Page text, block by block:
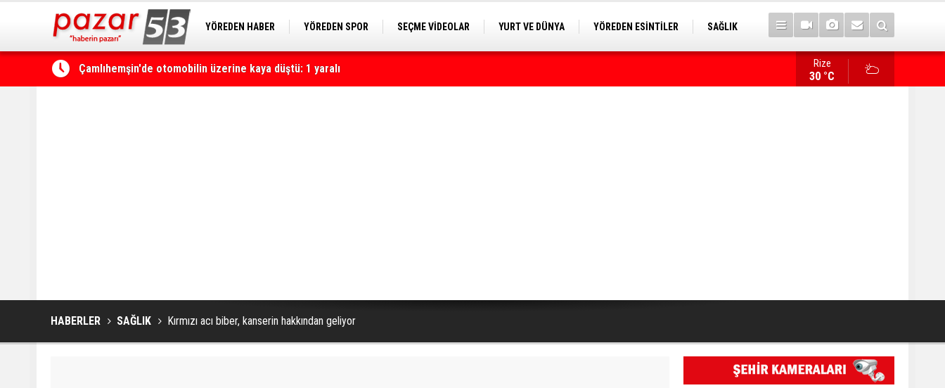
YÖREDEN HABER YÖREDEN SPOR SEÇME VİDEOLAR YURT VE DÜNYA YÖREDEN ESİNTİLER
SAĞLIK
Yerli ve milli olarak üretilen ventilatörler şehir hastanelerine ulaştı İlk sözü, "Bize her yer Trabzon" oldu!Rize
30 °C
HABERLER SAĞLIK Kırmızı acı biber, kanserin hakkından geliyor